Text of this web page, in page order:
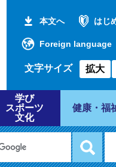
本文へ はじ
Foreign language
文字サイズ 拡大
学び
スポーツ
文化
健康・福